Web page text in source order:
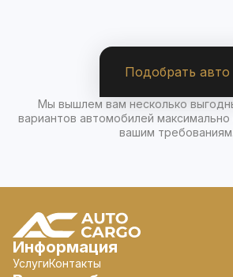
Подобрать авто
Мы вышлем вам несколько
вариантов автомобилей
вашим требованиям.
Информация
УслугиКонтакты